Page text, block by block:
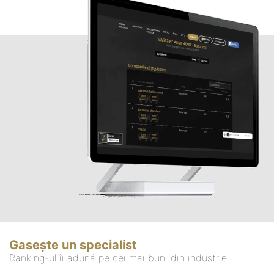
Gasește un specialist
Ranking-ul îi adună pe cei mai buni din industrie